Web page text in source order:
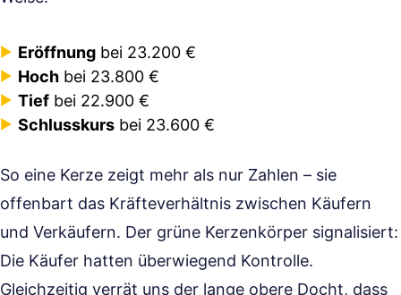
Eröffnung bei 23.200 €
Hoch bei 23.800 €
Tief bei 22.900 €
Schlusskurs bei 23.600 €
So eine Kerze zeigt mehr als nur Zahlen – sie
offenbart das Kräfteverhältnis zwischen Käufern
und Verkäufern. Der grüne Kerzenkörper signalisiert:
Die Käufer hatten überwiegend Kontrolle.
Gleichzeitig verrät uns der lange obere Docht, dass